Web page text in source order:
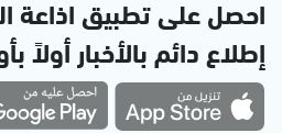
احصل على تطبيق
إطلاع دائم بالأخبار أولاً